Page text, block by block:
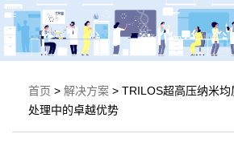
首页 > 解决方案 > TRILOS超高压纳米
处理中的卓越优势